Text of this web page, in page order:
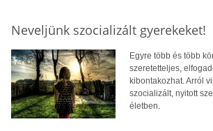
Neveljünk szocializált gyerekeket!
Egyre több és több
szeretetteljes,
kibontakozhat. Arról
szocializált, nyitott
életben.